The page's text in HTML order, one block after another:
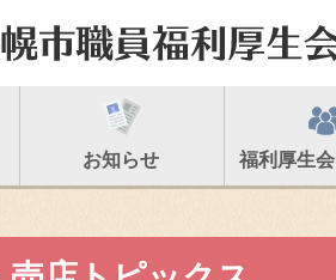
お知らせ 福利厚生